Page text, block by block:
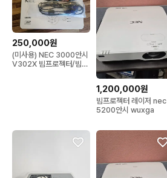
250,000원
(미사용) NEC 3000안시
V302X 빔프로젝터/빔프
1,200,000원
빔프로젝터 레이저 nec
5200안시 wuxga